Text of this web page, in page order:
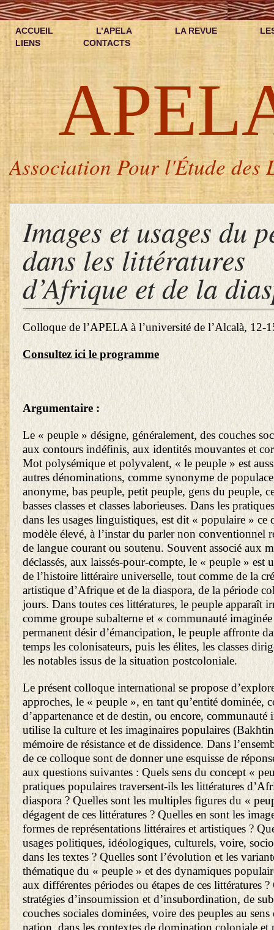
ACCUEIL L’APELA LA REVUE
LIENS
CONTACTS
Association Pour l'Étude des
Images et usages du
dans les littératures
d’Afrique et de la
Colloque de l’APELA à l’université de l’Alcalà, 12-
Consultez ici le programme
Argumentaire :
Le « peuple » désigne, généralement, des couches
aux contours indéfinis, aux identités mouvantes et
Mot polysémique et polyvalent, « le peuple » est
autres dénominations, comme synonyme de
anonyme, bas peuple, petit peuple, gens du peuple,
basses classes et classes laborieuses. Dans les
dans les usages linguistiques, est dit « populaire » ce
modèle élevé, à l’instar du parler non conventionnel
de langue courant ou soutenu. Souvent associé aux
déclassés, aux laissés-pour-compte, le « peuple » est
de l’histoire littéraire universelle, tout comme de la
artistique d’Afrique et de la diaspora, de la période
jours. Dans toutes ces littératures, le peuple apparaît
comme groupe subalterne et « communauté
permanent désir d’émancipation, le peuple affronte
temps les colonisateurs, puis les élites, les classes
les notables issus de la situation postcoloniale.
Le présent colloque international se propose
approches, le « peuple », en tant qu’entité dominée,
d’appartenance et de destin, ou encore, communauté
utilise la culture et les imaginaires populaires
mémoire de résistance et de dissidence. Dans
de ce colloque sont de donner une esquisse de
aux questions suivantes : Quels sens du concept «
pratiques populaires traversent-ils les littératures
diaspora ? Quelles sont les multiples figures du «
dégagent de ces littératures ? Quelles en sont les
formes de représentations littéraires et artistiques ?
usages politiques, idéologiques, culturels, voire,
dans les textes ? Quelles sont l’évolution et les
thématique du « peuple » et des dynamiques
aux différentes périodes ou étapes de ces littératures
stratégies d’insoumission et d’insubordination, de
couches sociales dominées, voire des peuples au sens
nation, dans les contextes de domination coloniale et